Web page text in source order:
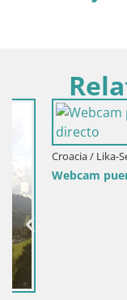
Croacia / Lika-Senj /
Webcam puerto